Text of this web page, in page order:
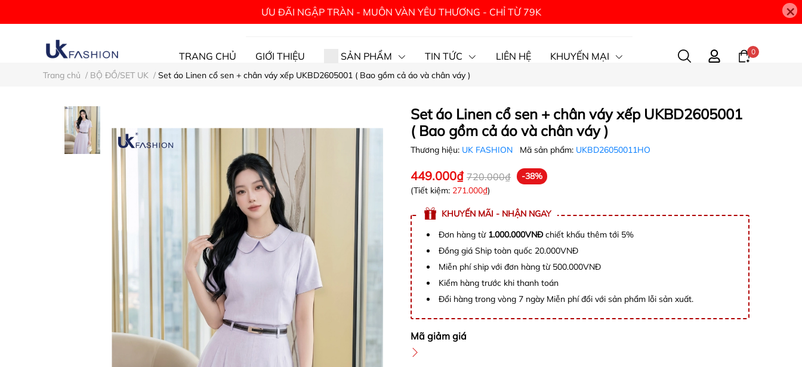
ƯU ĐÃI NGẬP TRÀN - MUÔN VÀN YÊU THƯƠNG - CHỈ TỪ 79K ×
TRANG CHỦ GIỚI THIỆU SẢN PHẨM TIN TỨC LIÊN HỆ KHUYẾN MẠI 0
Trang chủ / BỘ ĐỒ/SET UK / Set áo Linen cổ sen + chân váy xếp UKBD2605001 ( Bao gồm cả áo và chân váy )
Set áo Linen cổ sen + chân váy xếp UKBD2605001
( Bao gồm cả áo và chân váy )
Thương hiệu: UK FASHION Mã sản phẩm: UKBD26050011HO
449.000₫ 720.000₫
-38%
(Tiết kiệm: 271.000₫)
KHUYẾN MÃI - NHẬN NGAY
Đơn hàng từ 1.000.000VNĐchiết khấu thêm tới 5%
Đồng giá Ship toàn quốc 20.000VNĐ
Miễn phí ship với đơn hàng từ 500.000VNĐ
Kiểm hàng trước khi thanh toán
Đổi hàng trong vòng 7 ngày Miễn phí đổi với sản phẩm lỗi sản xuất.
Mã giảm giá